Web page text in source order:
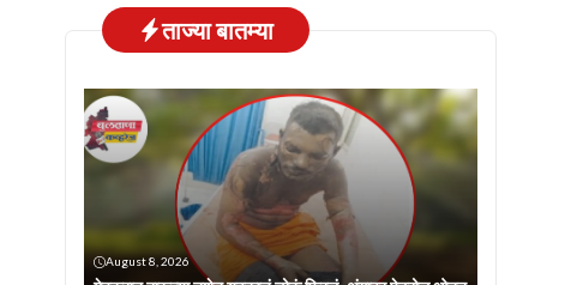
ताज्या बातम्या
August 8, 2026